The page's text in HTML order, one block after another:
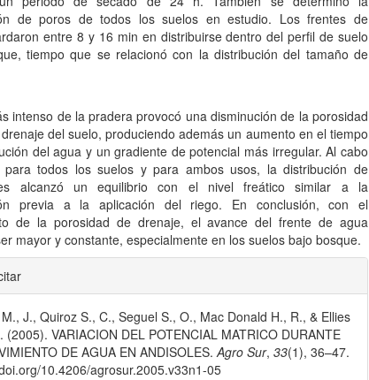
de poros de todos los suelos en estudio. Los frentes de
entre 8 y 16 min en distribuirse dentro del perfil de suelo
tiempo que se relacionó con la distribución del tamaño de
intenso de la pradera provocó una disminución de la porosidad
del suelo, produciendo además un aumento en el tiempo
del agua y un gradiente de potencial más irregular. Al cabo
todos los suelos y para ambos usos, la distribución de
alcanzó un equilibrio con el nivel freático similar a la
previa a la aplicación del riego. En conclusión, con el
de la porosidad de drenaje, el avance del frente de agua
mayor y constante, especialmente en los suelos bajo bosque.
J., Quiroz S., C., Seguel S., O., Mac Donald H., R., & Ellies
(2005). VARIACION DEL POTENCIAL MATRICO DURANTE
DE AGUA EN ANDISOLES.Agro Sur,33(1), 36–47.
10.4206/agrosur.2005.v33n1-05